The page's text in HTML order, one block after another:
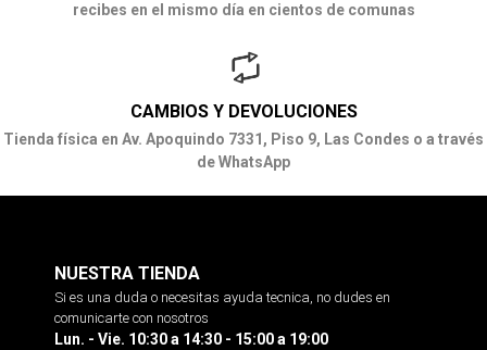
recibes en el mismo día en cientos de comunas
CAMBIOS Y DEVOLUCIONES
Tienda física en Av. Apoquindo 7331, Piso 9, Las Condes o a través
de WhatsApp
NUESTRA TIENDA
Si es una duda o necesitas ayuda tecnica, no dudes en
comunicarte con nosotros
Lun. - Vie. 10:30 a 14:30 - 15:00 a 19:00